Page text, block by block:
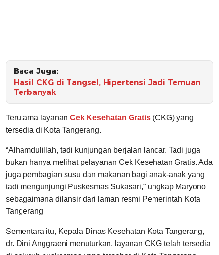
Baca Juga:
Hasil CKG di Tangsel, Hipertensi Jadi Temuan
Terbanyak
Terutama layanan Cek Kesehatan Gratis (CKG) yang
tersedia di Kota Tangerang.
“Alhamdulillah, tadi kunjungan berjalan lancar. Tadi juga
bukan hanya melihat pelayanan Cek Kesehatan Gratis. Ada
juga pembagian susu dan makanan bagi anak-anak yang
tadi mengunjungi Puskesmas Sukasari,” ungkap Maryono
sebagaimana dilansir dari laman resmi Pemerintah Kota
Tangerang.
Sementara itu, Kepala Dinas Kesehatan Kota Tangerang,
dr. Dini Anggraeni menuturkan, layanan CKG telah tersedia